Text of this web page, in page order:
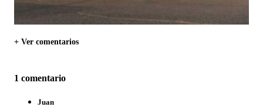
+ Ver comentarios
1 comentario
Juan